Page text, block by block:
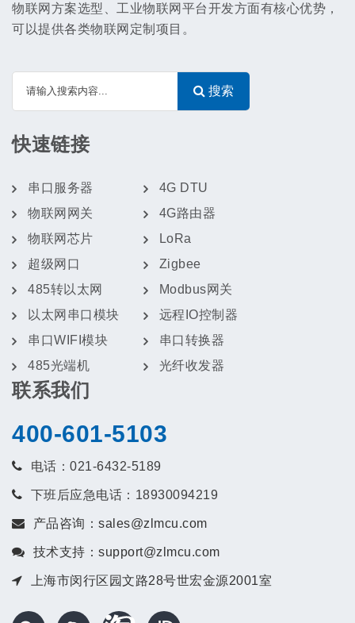
物联网方案选型、工业物联网平台开发方面有核心优势，
可以提供各类物联网定制项目。
搜索
快速链接
串口服务器
物联网网关
物联网芯片
超级网口
485转以太网
以太网串口模块
串口WIFI模块
485光端机
4G DTU
4G路由器
LoRa
Zigbee
Modbus网关
远程IO控制器
串口转换器
光纤收发器
联系我们
400-601-5103
电话：021-6432-5189
下班后应急电话：18930094219
产品咨询：sales@zlmcu.com
技术支持：support@zlmcu.com
上海市闵行区园文路28号世宏金源2001室